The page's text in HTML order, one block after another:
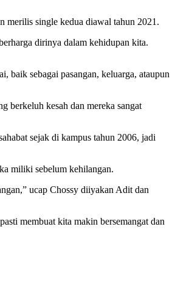
merilis single kedua diawal tahun 2021.
dirinya dalam kehidupan kita.
baik sebagai pasangan, keluarga, ataupun
berkeluh kesah dan mereka sangat
sejak di kampus tahun 2006, jadi
miliki sebelum kehilangan.
ucap Chossy diiyakan Adit dan
membuat kita makin bersemangat dan